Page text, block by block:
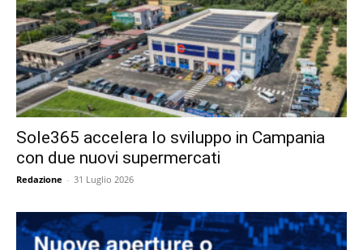
Sole365 accelera lo sviluppo in Campania
con due nuovi supermercati
Redazione - 31 Luglio 2026